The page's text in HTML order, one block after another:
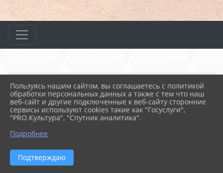
Главная МЕРОПРИЯТИЯ
Новости
Работаем на будущее!
17.04.2026 06:45
Пользуясь нашим сайтом, вы соглашаетесь с политикой
обработки персональных данных а также с тем что наш
веб-сайт и другие подключенные к веб-сайту сторонние
сервисы используют cookies такие как "Госуслуги",
"PRO.Культура", "Спутник аналитика".
Подробнее
Подтверждаю